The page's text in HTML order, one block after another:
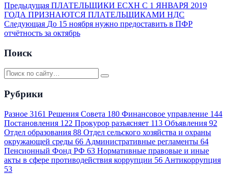
Предыдущая ПЛАТЕЛЬЩИКИ ЕСХН С 1 ЯНВАРЯ 2019
ГОДА ПРИЗНАЮТСЯ ПЛАТЕЛЬЩИКАМИ НДС
Следующая До 15 ноября нужно предоставить в ПФР
отчётность за октябрь
Поиск
Рубрики
Разное 3161 Решения Совета 180 Финансовое управление 144
Постановления 122 Прокурор разъясняет 113 Объявления 92
Отдел образования 88 Отдел сельского хозяйства и охраны
окружающей среды 66 Административные регламенты 64
Пенсионный Фонд РФ 63 Нормативные правовые и иные
акты в сфере противодействия коррупции 56 Антикоррупция
53